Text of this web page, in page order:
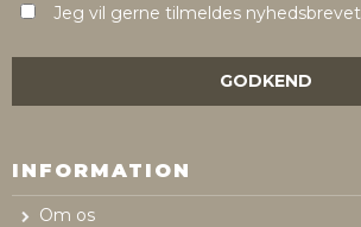
Jeg vil gerne tilmeldes nyhedsbrevet
GODKEND
INFORMATION
Om os